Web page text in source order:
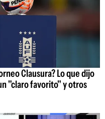
Clausura? Lo que dijo
"claro favorito" y otros